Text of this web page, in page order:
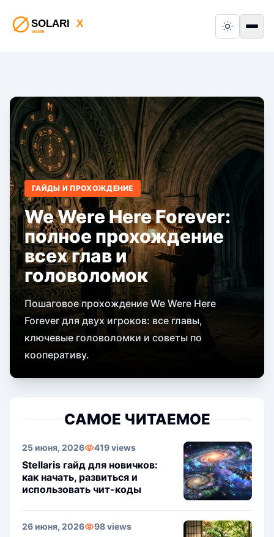
Switch to
ГАЙДЫ И ПРОХОЖДЕНИЕ
We Were Here Forever:
полное прохождение
всех глав и
головоломок
Пошаговое прохождение We Were Here
Forever для двух игроков: все главы,
ключевые головоломки и советы по
кооперативу.
САМОЕ ЧИТАЕМОЕ
25 июня, 2026 419 views
Stellaris гайд для новичков:
как начать, развиться и
использовать чит-коды
26 июня, 2026 98 views